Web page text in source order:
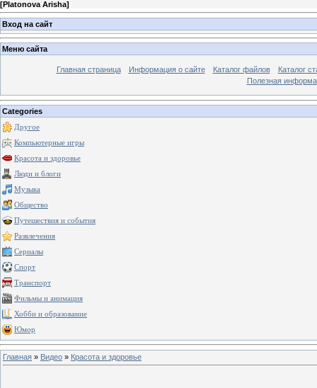
[Platonova Arisha]
Вход на сайт
Меню сайта
Главная страница Информация о сайте Каталог файлов
Каталог
Полезная
Categories
Другое
Компьютерные игры
Красота и здоровье
Люди и блоги
Музыка
Общество
Путешествия и события
Развлечения
Сериалы
Спорт
Транспорт
Фильмы и анимация
Хобби и образование
Юмор
Главная » Видео » Красота и здоровье